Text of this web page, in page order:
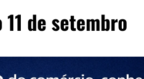
de setembro